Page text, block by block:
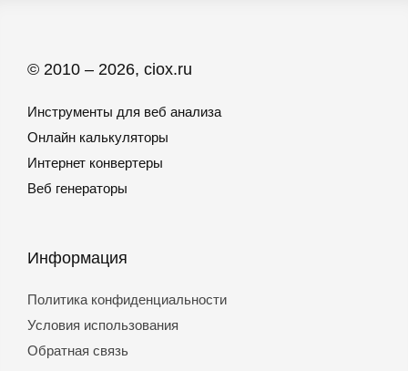
© 2010 – 2026, ciox.ru
Инструменты для веб анализа
Онлайн калькуляторы
Интернет конвертеры
Веб генераторы
Информация
Политика конфиденциальности
Условия использования
Обратная связь